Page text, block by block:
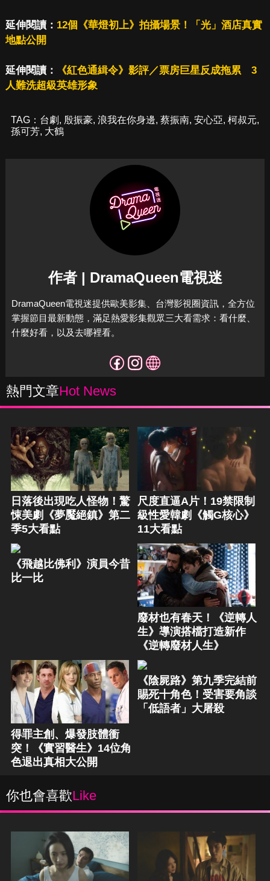
延伸閱讀： 12個《華燈初上》拍攝場景！「光」酒店真實
地點公開
延伸閱讀：
《紅色通緝令》影評／票房巨星反成拖累 3
人難洗超級英雄形象
TAG： 台劇 , 殷振豪, 浪我在你身邊, 蔡振南, 安心亞, 柯叔元,
孫可芳, 大鶴
作者 | DramaQueen電視迷
DramaQueen電視迷提供歐美影集、台灣影視圈資訊，全方位
掌握節目最新動態，滿足熱愛影集觀眾三大看需求：看什麼、
什麼好看，以及去哪裡看。
熱門文章Hot News
日落後出現吃人怪物！驚
悚美劇《夢魘絕鎮》第二
季5大看點
尺度直逼A片！19禁限制
級性愛韓劇《觸G核心》
11大看點
《飛越比佛利》演員今昔
比一比
廢材也有春天！《逆轉人
生》導演搭檔打造新作
《逆轉廢材人生》
得罪主創、爆發肢體衝
突！《實習醫生》14位角
色退出真相大公開
《陰屍路》第九季完結前
賜死十角色！受害要角談
「低語者」大屠殺
你也會喜歡Like